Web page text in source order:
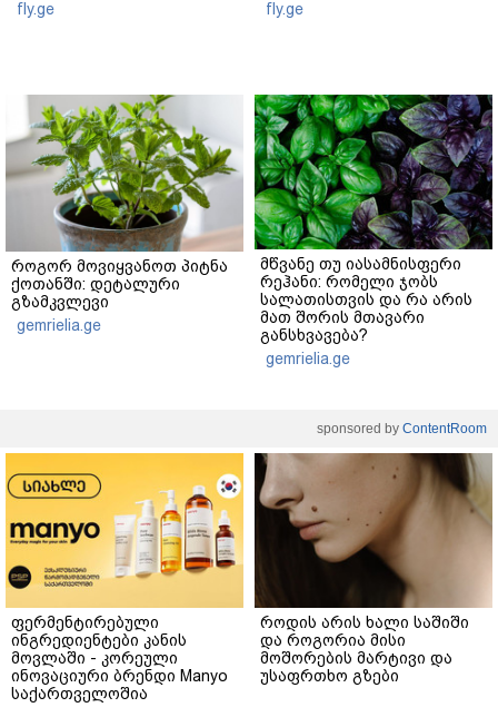
fly.ge
fly.ge
როგორ მოვიყვანოთ პიტნა
ქოთანში: დეტალური
გზამკვლევი
gemrielia.ge
მწვანე თუ იასამნისფერი
რეჰანი: რომელი ჯობს
სალათისთვის და რა არის
მათ შორის მთავარი
განსხვავება?
gemrielia.ge
sponsored by ContentRoom
ფერმენტირებული
ინგრედიენტები კანის
მოვლაში - კორეული
ინოვაციური ბრენდი Manyo
საქართველოშია
როდის არის ხალი საშიში
და როგორია მისი
მოშორების მარტივი და
უსაფრთხო გზები